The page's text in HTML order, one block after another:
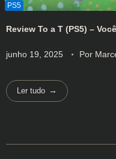
Review To a T (PS5) –
junho 19, 2025 Por
Ler tudo